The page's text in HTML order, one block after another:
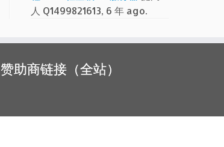
人 Q1499821613, 6 年 ago.
赞助商链接（全站）